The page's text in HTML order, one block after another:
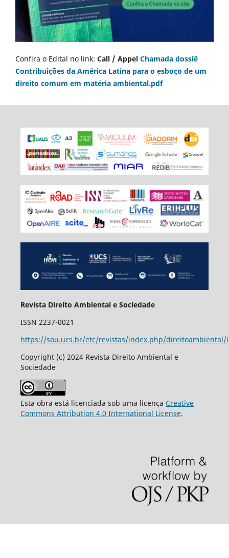
Confira o Edital no link: Call / Appel Chamada dossiê
Contribuições da América Latina para o esboço de um
direito comum em matéria ambiental.pdf
Revista Direito Ambiental e Sociedade
ISSN 2237-0021
https://sou.ucs.br/etc/revistas/index.php/direitoambiental/
Copyright (c) 2024 Revista Direito Ambiental e
Sociedade
Esta obra está licenciada sob uma licença Creative
Commons Attribution 4.0 International License.